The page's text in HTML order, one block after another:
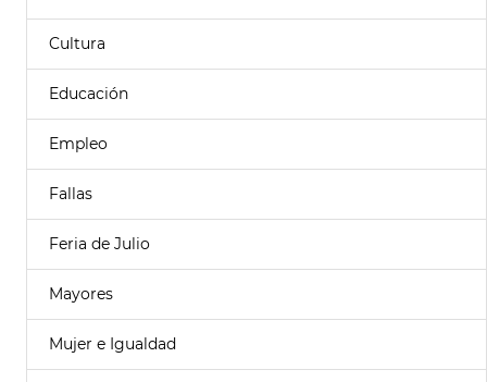
Cultura
Educación
Empleo
Fallas
Feria de Julio
Mayores
Mujer e Igualdad